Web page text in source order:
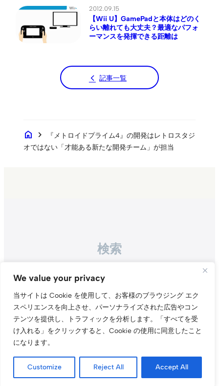
We value your privacy
当サイトは Cookie を使用して、お客様のブラウジング エク
スペリエンスを向上させ、パーソナライズされた広告やコン
テンツを提供し、トラフィックを分析します。
「すべてを受
け入れる」をクリックすると、Cookie の使用に同意したこと
になります。
Customize Reject All Accept All
2012.09.15
【Wii U】GamePadと本体はどのく
らい離れても大丈夫？最適なパフォ
ーマンスを発揮できる距離は
記事一覧
home chevron_right
『メトロイドプライム4』の開発はレトロスタジ
オではない「才能ある新たな開発チーム」が担当
検索
Search
X（旧